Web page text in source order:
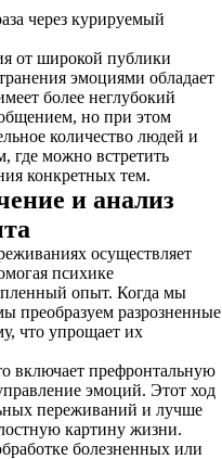
через курируемый
от широкой публики
эмоциями обладает
более неглубокий
но при этом
количество людей и
где можно встретить
конкретных тем.
и анализ
осуществляет
психике
опыт. Когда мы
преобразуем разрозненные
что упрощает их
включает префронтальную
эмоций. Этот ход
переживаний и лучше
картину жизни.
болезненных или